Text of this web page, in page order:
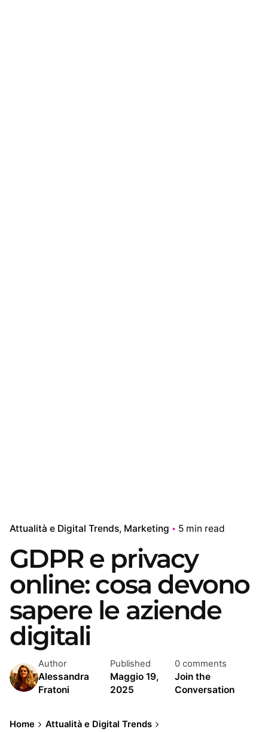
Attualità e Digital Trends Marketing 5 min read
GDPR e privacy
online: cosa devono
sapere le aziende
digitali
Author
Alessandra
Fratoni
Published
Maggio 19,
2025
0 comments
Join the
Conversation
Home Attualità e Digital Trends